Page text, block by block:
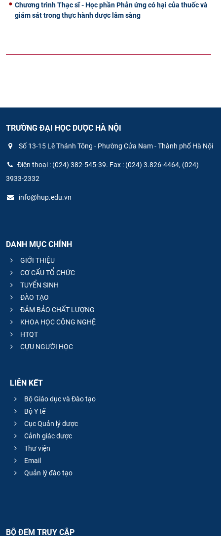
Chương trình Thạc sĩ - Học phần Phản ứng có hại của thuốc và
giám sát trong thực hành dược lâm sàng
TRƯỜNG ĐẠI HỌC DƯỢC HÀ NỘI
Số 13-15 Lê Thánh Tông - Phường Cửa Nam - Thành phố Hà Nội
Điện thoại : (024) 382-545-39. Fax : (024) 3.826-4464, (024)
3933-2332
info@hup.edu.vn
DANH MỤC CHÍNH
GIỚI THIỆU
CƠ CẤU TỔ CHỨC
TUYỂN SINH
ĐÀO TẠO
ĐẢM BẢO CHẤT LƯỢNG
KHOA HỌC CÔNG NGHỆ
HTQT
CỰU NGƯỜI HỌC
LIÊN KẾT
Bộ Giáo dục và Đào tạo
Bộ Y tế
Cục Quản lý dược
Cảnh giác dược
Thư viện
Email
Quản lý đào tạo
BỘ ĐẾM TRUY CẬP